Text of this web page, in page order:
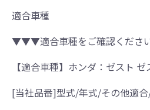
適合車種
▼▼▼適合車種をご確認くだ
【適合車種】ホンダ：ゼスト
[当社品番]型式/年式/その他適